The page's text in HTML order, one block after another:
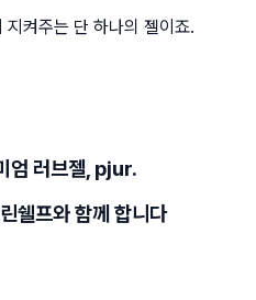
켜주는 단 하나의 젤이죠.
엄 러브젤, pjur.
쉘프와 함께 합니다